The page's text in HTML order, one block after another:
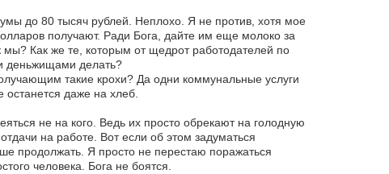
до 80 тысяч рублей. Неплохо. Я не против, хотя мое
получают. Ради Бога, дайте им еще молоко за
мы? Как же те, которым от щедрот работодателей по
деньжищами делать?
такие крохи? Да одни коммунальные услуги
останется даже на хлеб.
не на кого. Ведь их просто обрекают на голодную
на работе. Вот если об этом задуматься
продолжать. Я просто не перестаю поражаться
человека. Бога не боятся.